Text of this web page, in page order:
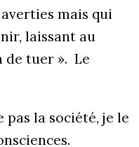
mais qui
laissant au
de tuer ». Le
pas la société, je le